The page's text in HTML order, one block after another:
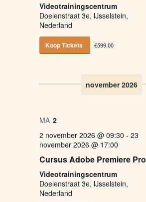
Videotrainingscentrum
Doelenstraat 3e, IJsselstein,
Nederland
Koop Tickets €599.00
november 2026
MA 2
2 november 2026 @ 09:30 - 23
november 2026 @ 17:00
Cursus Adobe Premiere Pro
Videotrainingscentrum
Doelenstraat 3e, IJsselstein,
Nederland